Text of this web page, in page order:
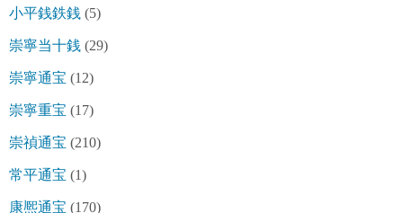
小平銭鉄銭 (5)
崇寧当十銭 (29)
崇寧通宝 (12)
崇寧重宝 (17)
崇禎通宝 (210)
常平通宝 (1)
康熈通宝 (170)